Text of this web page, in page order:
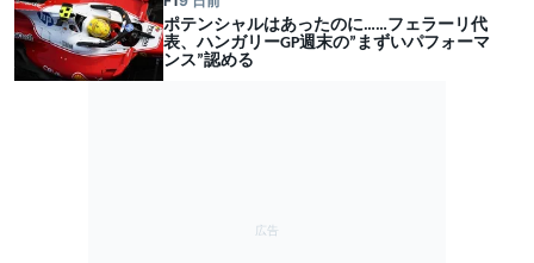
ポテンシャルはあったのに……フェラーリ代
表、ハンガリーGP週末の”まずいパフォーマ
ンス”認める